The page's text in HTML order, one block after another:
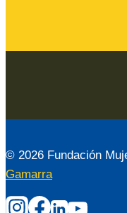
© 2026 Fundación
Gamarra